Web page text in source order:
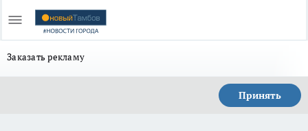
Заказать рекламу
Принять